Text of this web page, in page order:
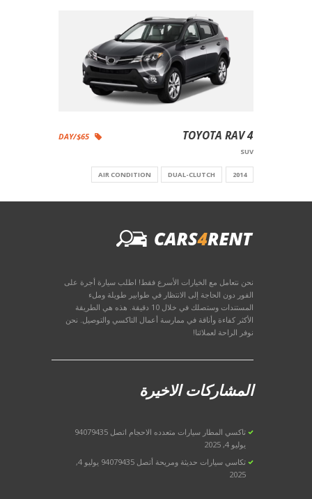
TOYOTA RAV 4
SUV
$65/DAY
2014
DUAL-CLUTCH
AIR CONDITION
نحن نتعامل مع الخيارات الأسرع فقط! اطلب سيارة أجرة على
الفور دون الحاجة إلى الانتظار في طوابير طويلة وملء
المستندات وستصلك في خلال 10 دقيقة. هذه هي الطريقة
الأكثر كفاءة وأناقة في ممارسة أعمال التاكسي والتوصيل. نحن
نوفر الراحة لعملائنا!
المشاركات الاخيرة
تاكسي المطار سيارات متعدده الاحجام اتصل 94079435
يوليو 4, 2025
تكاسي سيارات حديثة ومريحة أتصل 94079435
يوليو 4,
2025